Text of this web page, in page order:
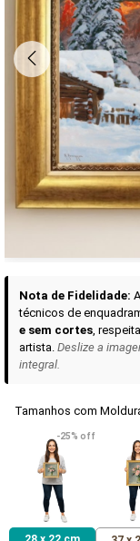
Trazemos a
alto padrão da sua
pintores renomados,
das obras doséculo
molduras emMadeira
Curadoria das
A seleção de obras-
sociais, reunidas aqui
VER DETALHES
Madona de Loreto
R$ 538,42
Nota de Fidelidade:
técnicos de
e sem cortes,
artista. Deslize a
integral.
Tamanhos com
-25% off